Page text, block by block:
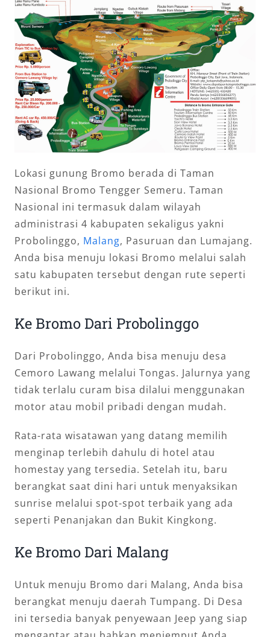
Lokasi gunung Bromo berada di Taman
Nasional Bromo Tengger Semeru. Taman
Nasional ini termasuk dalam wilayah
administrasi 4 kabupaten sekaligus yakni
Probolinggo, Malang, Pasuruan dan Lumajang.
Anda bisa menuju lokasi Bromo melalui salah
satu kabupaten tersebut dengan rute seperti
berikut ini.
Ke Bromo Dari Probolinggo
Dari Probolinggo, Anda bisa menuju desa
Cemoro Lawang melalui Tongas. Jalurnya yang
tidak terlalu curam bisa dilalui menggunakan
motor atau mobil pribadi dengan mudah.
Rata-rata wisatawan yang datang memilih
menginap terlebih dahulu di hotel atau
homestay yang tersedia. Setelah itu, baru
berangkat saat dini hari untuk menyaksikan
sunrise melalui spot-spot terbaik yang ada
seperti Penanjakan dan Bukit Kingkong.
Ke Bromo Dari Malang
Untuk menuju Bromo dari Malang, Anda bisa
berangkat menuju daerah Tumpang. Di Desa
ini tersedia banyak penyewaan Jeep yang siap